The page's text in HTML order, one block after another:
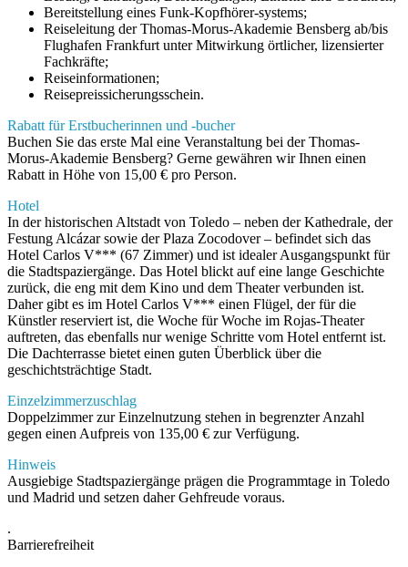
Bereitstellung eines Funk-Kopfhörer-systems;
Reiseleitung der Thomas-Morus-Akademie Bensberg ab/bis
Flughafen Frankfurt unter Mitwirkung örtlicher, lizensierter
Fachkräfte;
Reiseinformationen;
Reisepreissicherungsschein.
Rabatt für Erstbucherinnen und -bucher
Buchen Sie das erste Mal eine Veranstaltung bei der Thomas-
Morus-Akademie Bensberg? Gerne gewähren wir Ihnen einen
Rabatt in Höhe von 15,00 € pro Person.
Hotel
In der historischen Altstadt von Toledo – neben der Kathedrale, der
Festung Alcázar sowie der Plaza Zocodover – befindet sich das
Hotel Carlos V*** (67 Zimmer) und ist idealer Ausgangspunkt für
die Stadtspaziergänge. Das Hotel blickt auf eine lange Geschichte
zurück, die eng mit dem Kino und dem Theater verbunden ist.
Daher gibt es im Hotel Carlos V*** einen Flügel, der für die
Künstler reserviert ist, die Woche für Woche im Rojas-Theater
auftreten, das ebenfalls nur wenige Schritte vom Hotel entfernt ist.
Die Dachterrasse bietet einen guten Überblick über die
geschichtsträchtige Stadt.
Einzelzimmerzuschlag
Doppelzimmer zur Einzelnutzung stehen in begrenzter Anzahl
gegen einen Aufpreis von 135,00 € zur Verfügung.
Hinweis
Ausgiebige Stadtspaziergänge prägen die Programmtage in Toledo
und Madrid und setzen daher Gehfreude voraus.
.
Barrierefreiheit